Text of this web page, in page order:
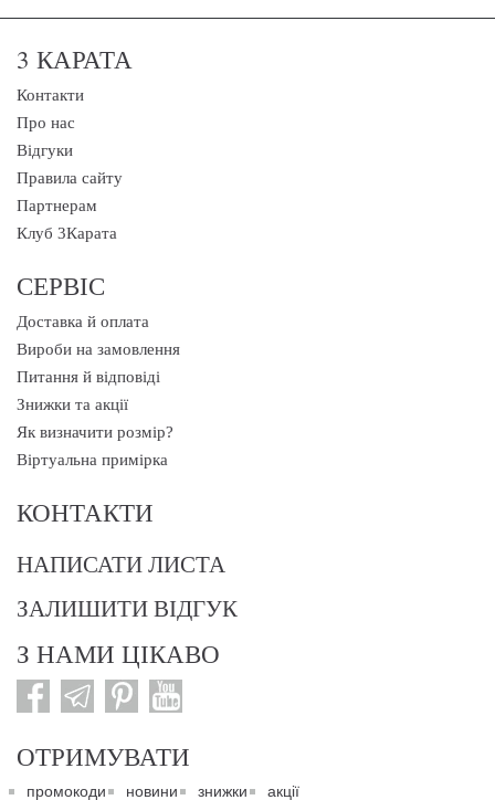
3 КАРАТА
Контакти
Про нас
Відгуки
Правила сайту
Партнерам
Клуб 3Карата
СЕРВІС
Доставка й оплата
Вироби на замовлення
Питання й відповіді
Знижки та акції
Як визначити розмір?
Віртуальна примірка
КОНТАКТИ
НАПИСАТИ ЛИСТА
ЗАЛИШИТИ ВІДГУК
З НАМИ ЦІКАВО
ОТРИМУВАТИ
промокоди новини знижки акції